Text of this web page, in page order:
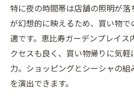
特に夜の時間帯は店舗の照明が
が幻想的に映えるため、買い物
適です。恵比寿ガーデンプレイス
クセスも良く、買い物帰りに気
力。ショッピングとシーシャの組
を演出できます。